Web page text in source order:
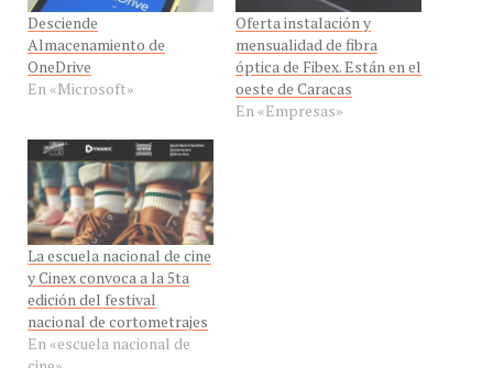
Desciende
Almacenamiento de
OneDrive
En «Microsoft»
Oferta instalación y
mensualidad de fibra
óptica de Fibex. Están en el
oeste de Caracas
En «Empresas»
La escuela nacional de cine
y Cinex convoca a la 5ta
edición del festival
nacional de cortometrajes
En «escuela nacional de
cine»